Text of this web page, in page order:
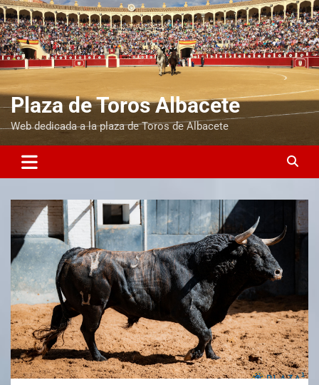
Plaza de Toros Albacete
Web dedicada a la plaza de Toros de Albacete